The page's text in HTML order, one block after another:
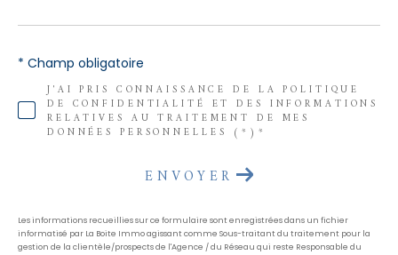
J'AI PRIS CONNAISSANCE DE LA POLITIQUE
DE CONFIDENTIALITÉ ET DES INFORMATIONS
RELATIVES AU TRAITEMENT DE MES
DONNÉES PERSONNELLES (*)*
* Champ obligatoire
ENVOYER
Les informations recueillies sur ce formulaire sont enregistrées dans un fichier
informatisé par La Boite Immo agissant comme Sous-traitant du traitement pour la
gestion de la clientèle/prospects de l'Agence / du Réseau qui reste Responsable du